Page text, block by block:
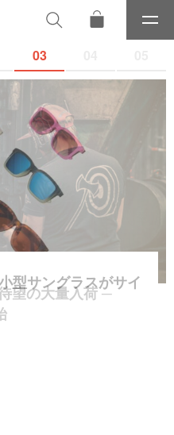
メ
ニ
03
望の大量入荷 ─